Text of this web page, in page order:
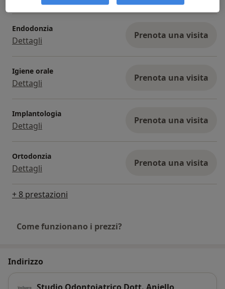
Endodonzia
Dettagli Prenota una visita
Igiene orale
Dettagli Prenota una visita
Implantologia
Dettagli Prenota una visita
Ortodonzia
Dettagli Prenota una visita
+ 8 prestazioni
Come funzionano i prezzi?
Indirizzo